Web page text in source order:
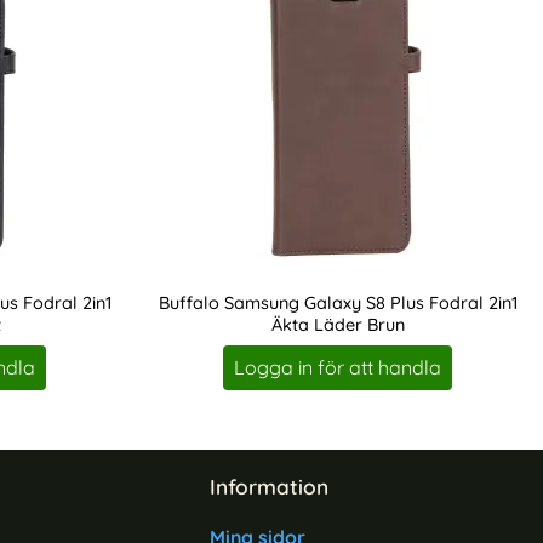
Fodral 2in1
Buffalo Samsung Galaxy S8 Plus Fodral 2in1
Äkta Läder Brun
Art. nr 211607
Logga in för att handla
Information
Mina sidor